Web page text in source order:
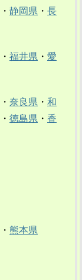
・ 静岡県 ・ 長
・ 福井県 ・ 愛
・ 奈良県 ・ 和
・ 徳島県 ・ 香
・ 熊本県